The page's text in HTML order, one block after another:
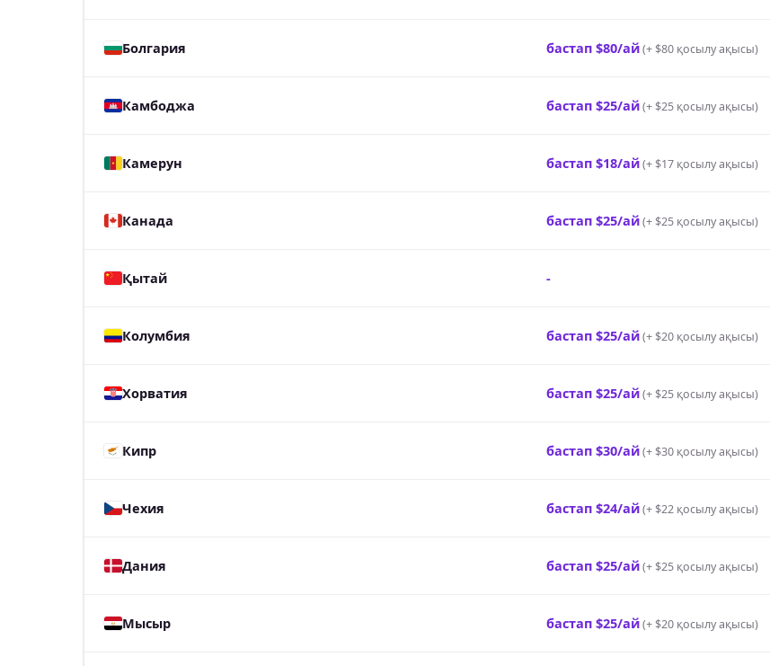
Болгария бастап $80/ай(+ $80 қосылу ақысы)
Камбоджа бастап $25/ай(+ $25 қосылу ақысы)
Камерун бастап $18/ай(+ $17 қосылу ақысы)
Канада бастап $25/ай(+ $25 қосылу ақысы)
Қытай -
Колумбия бастап $25/ай(+ $20 қосылу ақысы)
Хорватия бастап $25/ай(+ $25 қосылу ақысы)
Кипр бастап $30/ай(+ $30 қосылу ақысы)
Чехия бастап $24/ай(+ $22 қосылу ақысы)
Дания бастап $25/ай(+ $25 қосылу ақысы)
Мысыр бастап $25/ай(+ $20 қосылу ақысы)